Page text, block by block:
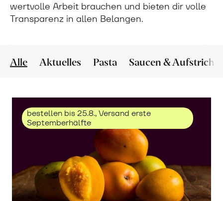
wertvolle Arbeit brauchen und bieten dir volle
Transparenz in allen Belangen.
Alle Aktuelles Pasta Saucen & Aufstriche
bestellen bis 25.8., Versand erste
Septemberhälfte